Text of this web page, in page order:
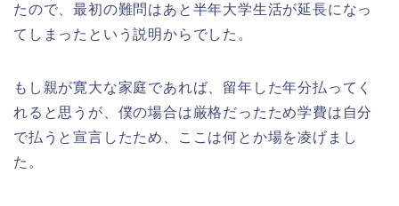
たので、最初の難問はあと半年大学生活が延長になっ
てしまったという説明からでした。
もし親が寛大な家庭であれば、留年した年分払ってく
れると思うが、僕の場合は厳格だったため学費は自分
で払うと宣言したため、ここは何とか場を凌げまし
た。